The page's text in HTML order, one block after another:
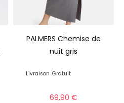
PALMERS Chemise de
nuit gris
Livraison Gratuit
69,90 €